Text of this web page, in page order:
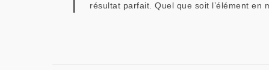
résultat parfait. Quel que soit l’élément en